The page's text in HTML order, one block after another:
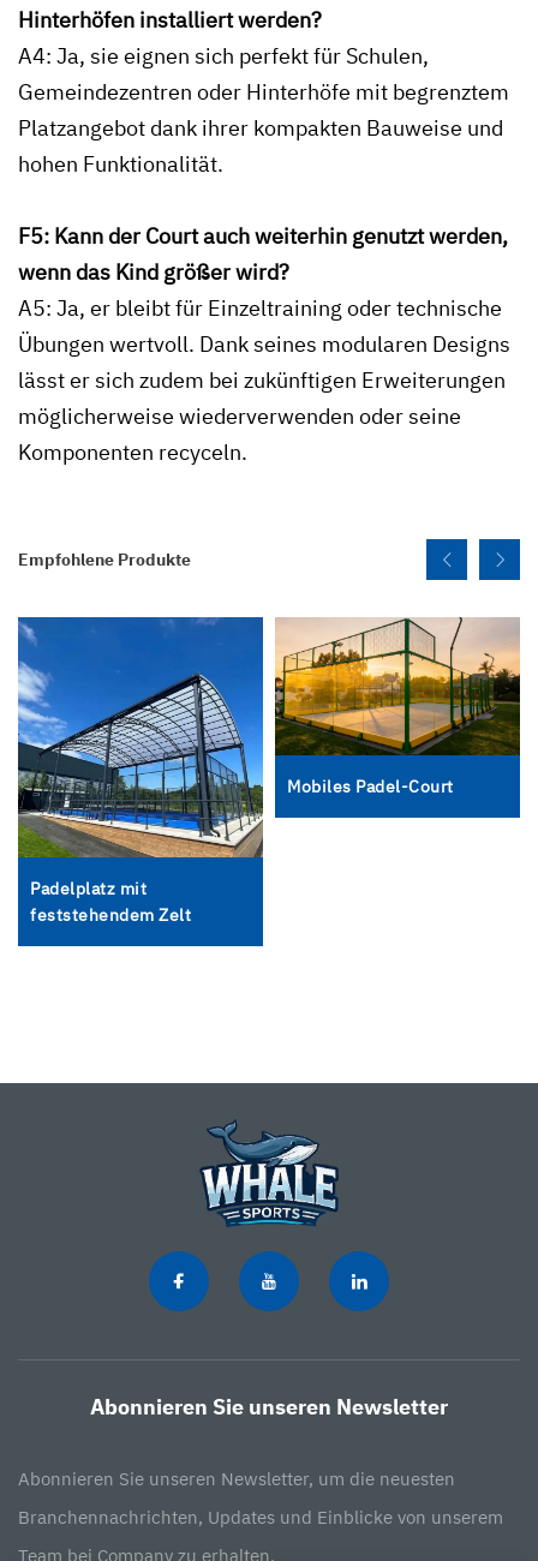
Hinterhöfen installiert werden?
A4: Ja, sie eignen sich perfekt für Schulen,
Gemeindezentren oder Hinterhöfe mit begrenztem
Platzangebot dank ihrer kompakten Bauweise und
hohen Funktionalität.
F5: Kann der Court auch weiterhin genutzt werden,
wenn das Kind größer wird?
A5: Ja, er bleibt für Einzeltraining oder technische
Übungen wertvoll. Dank seines modularen Designs
lässt er sich zudem bei zukünftigen Erweiterungen
möglicherweise wiederverwenden oder seine
Komponenten recyceln.
Empfohlene Produkte
Padelplatz mit
feststehendem Zelt
Mobiles Padel-Court
Abonnieren Sie unseren Newsletter
Abonnieren Sie unseren Newsletter, um die neuesten
Branchennachrichten, Updates und Einblicke von unserem
Team bei Company zu erhalten.